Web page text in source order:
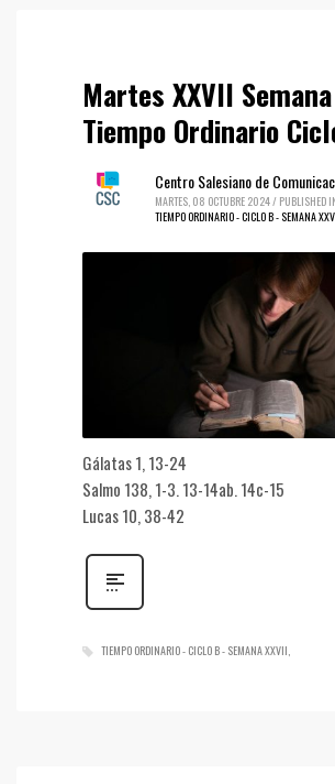
Martes XXVII Semana
Tiempo Ordinario
Centro Salesiano de
MARTES, 08 OCTUBRE 2024/ PUBLISHED
TIEMPO ORDINARIO - CICLO B - SEMANA
Gálatas 1, 13-24
Salmo 138, 1-3. 13-14ab. 14c-15
Lucas 10, 38-42
TIEMPO ORDINARIO - CICLO B - SEMANA XXVII